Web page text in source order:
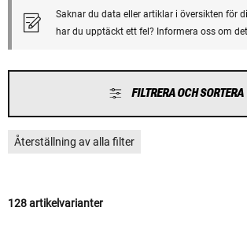
Saknar du data eller artiklar i översikten för
har du upptäckt ett fel? Informera oss om
FILTRERA OCH SORTERA
Återställning av alla filter
128 artikelvarianter